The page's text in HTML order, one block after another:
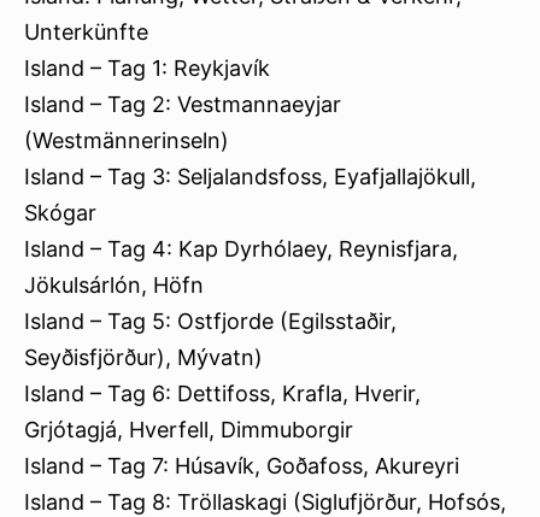
Unterkünfte
Island – Tag 1: Reykjavík
Island – Tag 2: Vestmannaeyjar
(Westmännerinseln)
Island – Tag 3: Seljalandsfoss, Eyafjallajökull,
Skógar
Island – Tag 4: Kap Dyrhólaey, Reynisfjara,
Jökulsárlón, Höfn
Island – Tag 5: Ostfjorde (Egilsstaðir,
Seyðisfjörður), Mývatn)
Island – Tag 6: Dettifoss, Krafla, Hverir,
Grjótagjá, Hverfell, Dimmuborgir
Island – Tag 7: Húsavík, Goðafoss, Akureyri
Island – Tag 8: Tröllaskagi (Siglufjörður, Hofsós,